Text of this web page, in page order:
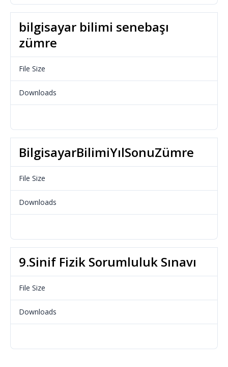
bilgisayar bilimi senebaşı
zümre
File Size
Downloads
BilgisayarBilimiYılSonuZümre
File Size
Downloads
9.Sinif Fizik Sorumluluk Sınavı
File Size
Downloads